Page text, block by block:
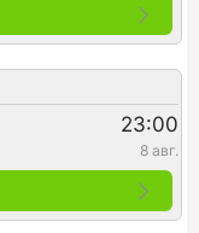
23:00
8 авг.